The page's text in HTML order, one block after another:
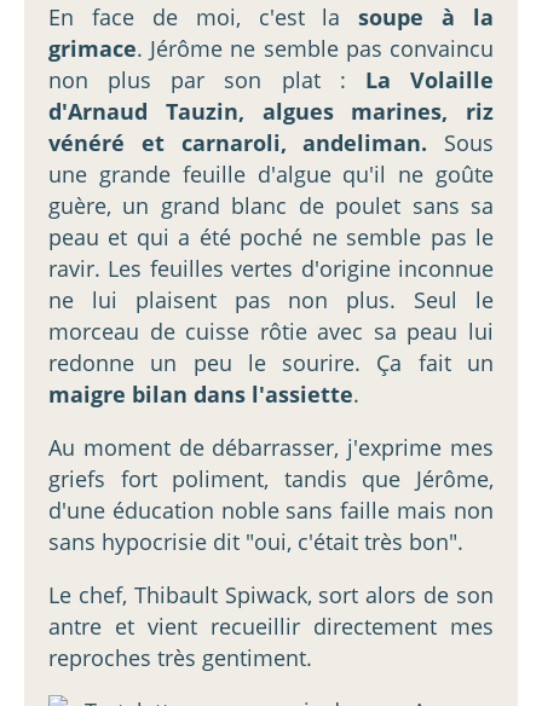
En face de moi, c'est lasoupe à la
grimace. Jérôme ne semble pas convaincu
non plus par son plat : La Volaille
d'Arnaud Tauzin, algues marines, riz
vénéré et carnaroli, andeliman. Sous
une grande feuille d'algue qu'il ne goûte
guère, un grand blanc de poulet sans sa
peau et qui a été poché ne semble pas le
ravir. Les feuilles vertes d'origine inconnue
ne lui plaisent pas non plus. Seul le
morceau de cuisse rôtie avec sa peau lui
redonne un peu le sourire. Ça fait un
maigre bilan dans l'assiette.
Au moment de débarrasser, j'exprime mes
griefs fort poliment, tandis que Jérôme,
d'une éducation noble sans faille mais non
sans hypocrisie dit "oui, c'était très bon".
Le chef, Thibault Spiwack, sort alors de son
antre et vient recueillir directement mes
reproches très gentiment.